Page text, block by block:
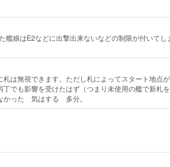
娘はE2などに出撃出来ないなどの制限が付いてし
は無視できます。ただし札によってスタート地点
でも影響を受けたはず（つまり未使用の艦で新札
かった 気はする 多分。